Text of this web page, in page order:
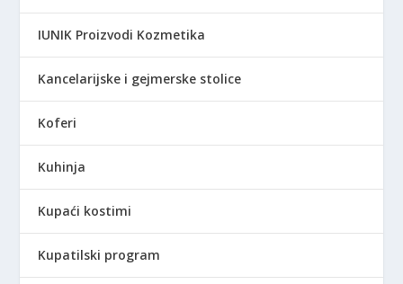
IUNIK Proizvodi Kozmetika
Kancelarijske i gejmerske stolice
Koferi
Kuhinja
Kupaći kostimi
Kupatilski program